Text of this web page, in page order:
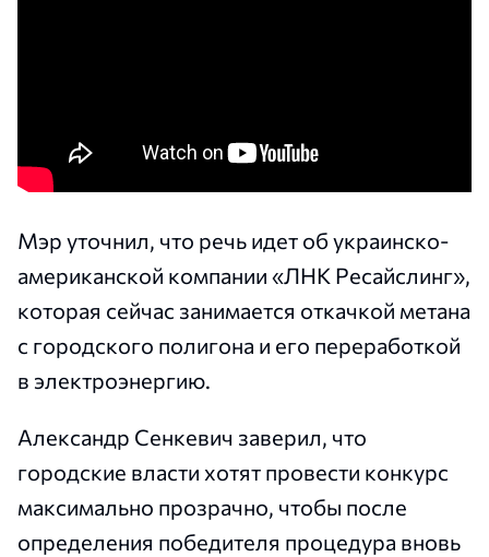
Мэр уточнил, что речь идет об украинско-
американской компании «ЛНК Ресайслинг»,
которая сейчас занимается откачкой метана
с городского полигона и его переработкой
в электроэнергию.
Александр Сенкевич заверил, что
городские власти хотят провести конкурс
максимально прозрачно, чтобы после
определения победителя процедура вновь